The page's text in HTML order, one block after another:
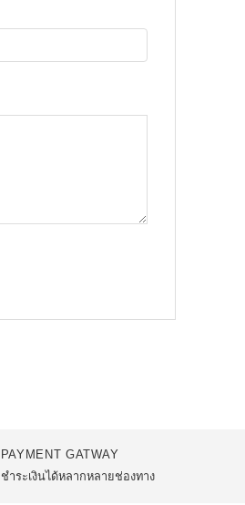
PAYMENT GATWAY
ชำระเงินได้หลากหลายช่องทาง